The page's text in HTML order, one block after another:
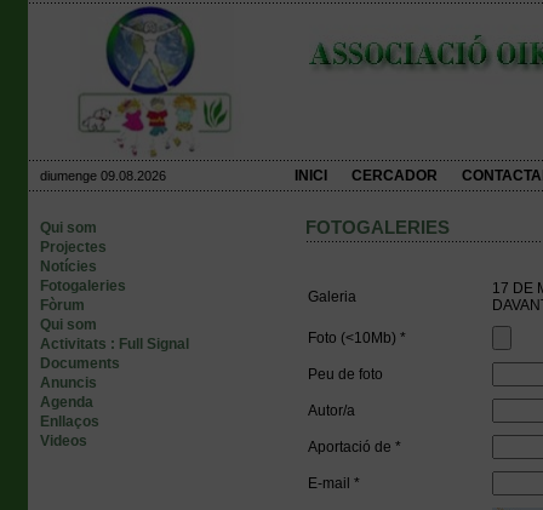
diumenge 09.08.2026 INICI CERCADOR
Qui som
Projectes
Notícies
Fotogaleries
Fòrum
Qui som
Activitats : Full Signal
Documents
Anuncis
Agenda
Enllaços
Videos
FOTOGALERIES
Galeria
17 DE
Foto (<10Mb) *
Peu de foto
Autor/a
Aportació de *
E-mail *